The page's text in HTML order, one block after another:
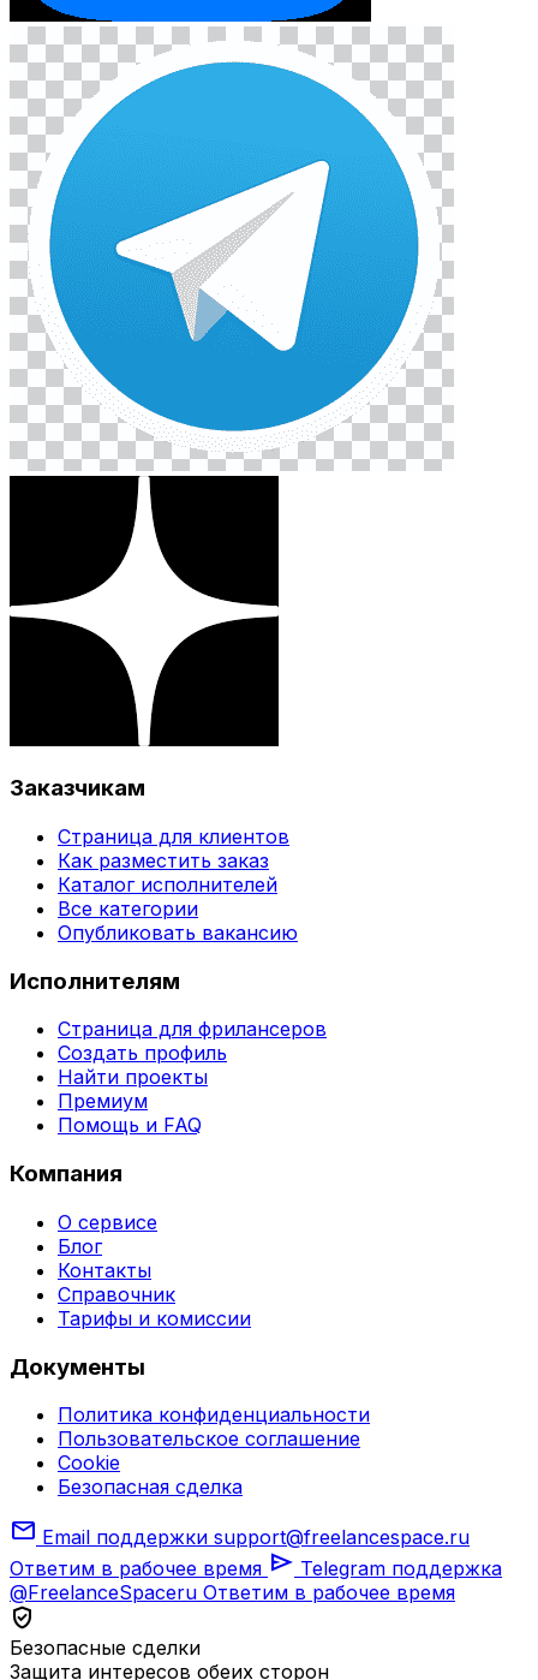
Заказчикам
Страница для клиентов
Как разместить заказ
Каталог исполнителей
Все категории
Опубликовать вакансию
Исполнителям
Страница для фрилансеров
Создать профиль
Найти проекты
Премиум
Помощь и FAQ
Компания
О сервисе
Блог
Контакты
Справочник
Тарифы и комиссии
Документы
Политика конфиденциальности
Пользовательское соглашение
Cookie
Безопасная сделка
mail Email поддержки support@freelancespace.ru
Ответим в рабочее время send Telegram поддержка
@FreelanceSpaceru Ответим в рабочее время
verified_user
Безопасные сделки
Защита интересов обеих сторон